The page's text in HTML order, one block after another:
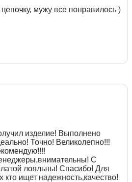
мужу все понравилось )
изделие! Выполнено
Точно! Великолепно!!!
С
лояльны! Спасибо! Для
кто ищет надежность,качество!